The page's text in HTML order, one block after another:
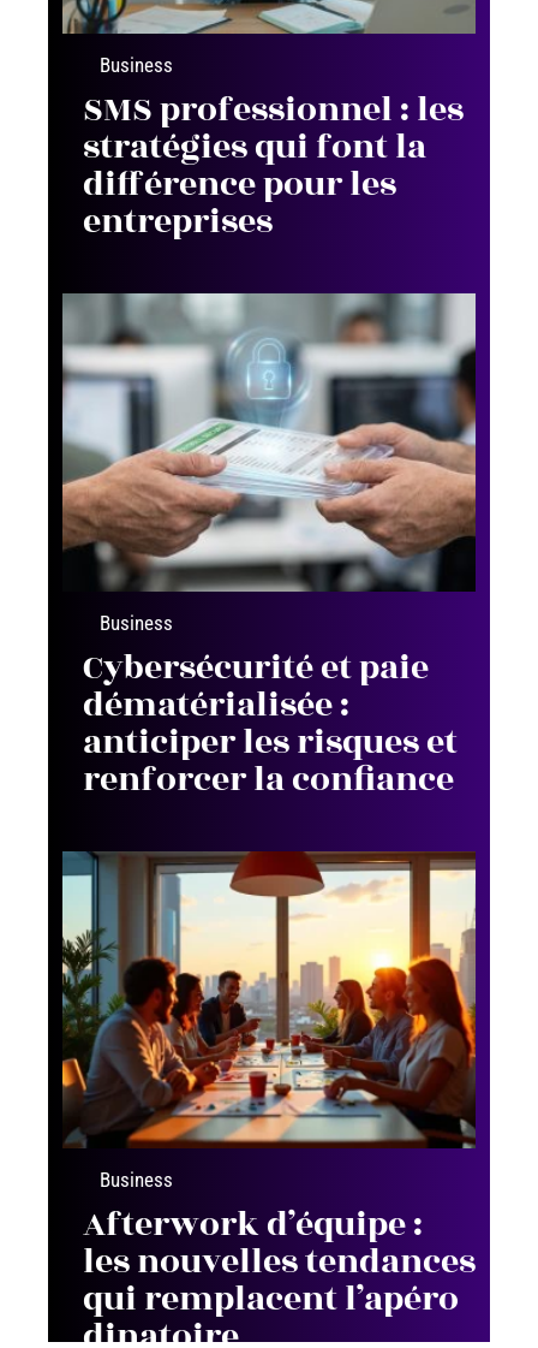
Business
SMS professionnel : les
stratégies qui font la
différence pour les
entreprises
Business
Cybersécurité et paie
dématérialisée :
anticiper les risques et
renforcer la confiance
Business
Afterwork d’équipe :
les nouvelles tendances
qui remplacent l’apéro
dinatoire